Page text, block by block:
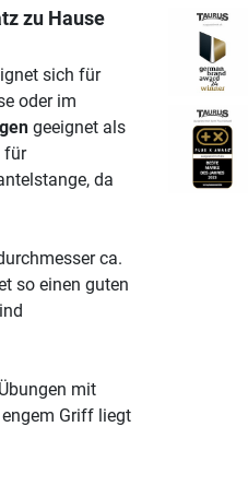
zu Hause
sich für
oder im
geeignet als
für
da
ca.
so einen guten
mit
Griff liegt